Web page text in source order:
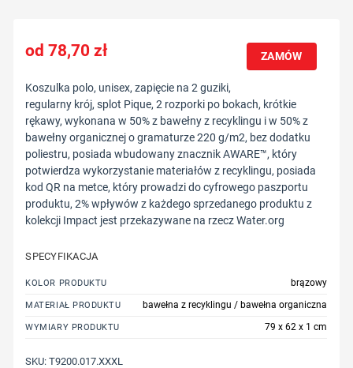
78,70zł ZAMÓW
Koszulka polo, unisex, zapięcie na 2 guziki,
regularny krój, splot Pique, 2 rozporki po bokach, krótkie
rękawy, wykonana w 50% z bawełny z recyklingu i w 50% z
bawełny organicznej o gramaturze 220 g/m2, bez dodatku
poliestru, posiada wbudowany znacznik AWARE™, który
potwierdza wykorzystanie materiałów z recyklingu, posiada
kod QR na metce, który prowadzi do cyfrowego paszportu
produktu, 2% wpływów z każdego sprzedanego produktu z
kolekcji Impact jest przekazywane na rzecz Water.org
SPECYFIKACJA
KOLOR PRODUKTU brązowy
MATERIAŁ PRODUKTU bawełna z recyklingu / bawełna organiczna
WYMIARY PRODUKTU 79 x 62 x 1 cm
SKU:T9200.017.XXXL